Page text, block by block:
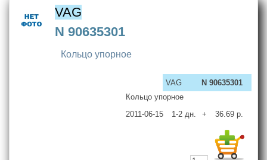
VAG
N 90635301
Кольцо упорное
VAG
N 90635301
Кольцо упорное
2011-06-15
1-2 дн. + 36.69 р.